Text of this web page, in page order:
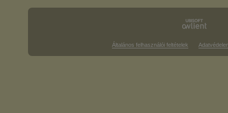
Általános felhasználói feltételek